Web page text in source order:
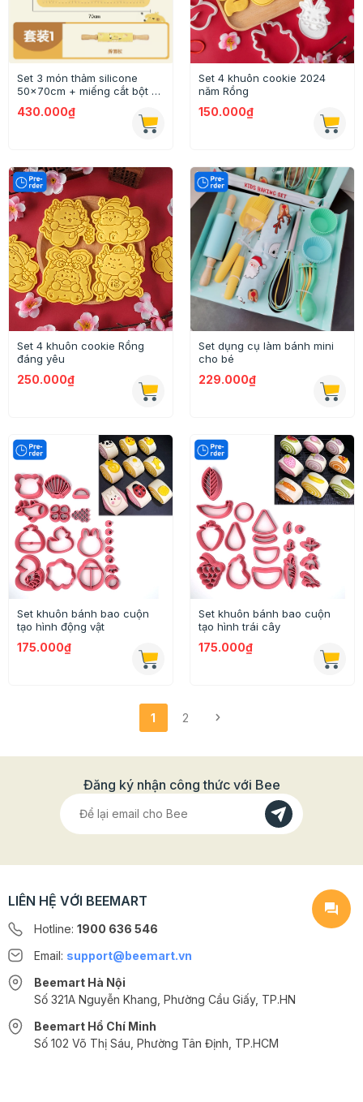
Set 3 món thảm silicone
50x70cm + miếng cắt bột +
430.000₫
Set 4 khuôn cookie 2024
năm Rồng
150.000₫
Set 4 khuôn cookie Rồng
đáng yêu
250.000₫
Set dụng cụ làm bánh mini
cho bé
229.000₫
Set khuôn bánh bao cuộn
tạo hình động vật
175.000₫
Set khuôn bánh bao cuộn
tạo hình trái cây
175.000₫
1 2
Đăng ký nhận công thức với Bee
LIÊN HỆ VỚI BEEMART
Hotline: 1900 636 546
Email: support@beemart.vn
Beemart Hà Nội
Số 321A Nguyễn Khang, Phường Cầu Giấy, TP.HN
Beemart Hồ Chí Minh
Số 102 Võ Thị Sáu, Phường Tân Định, TP.HCM